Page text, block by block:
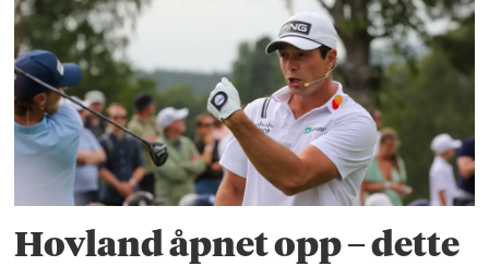
Hovland åpnet opp – dette